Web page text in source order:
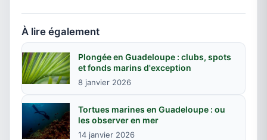
À lire également
Plongée en Guadeloupe : clubs, spots
et fonds marins d'exception
8 janvier 2026
Tortues marines en Guadeloupe : ou
les observer en mer
14 janvier 2026